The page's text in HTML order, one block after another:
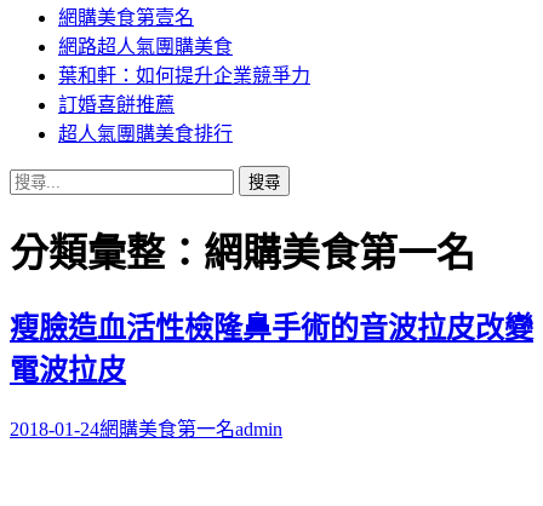
網購美食第壹名
網路超人氣團購美食
葉和軒：如何提升企業競爭力
訂婚喜餅推薦
超人氣團購美食排行
搜
關
鍵
分類彙整：網購美食第一名
瘦臉造血活性檢隆鼻手術的音波拉皮改變
電波拉皮
2018-01-24網購美食第一名admin